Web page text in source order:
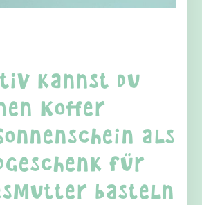
kannst du
Koffer
als
für
basteln